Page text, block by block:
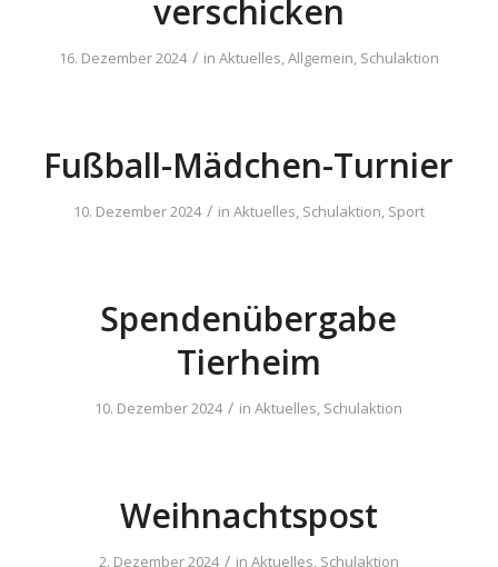
verschicken
16. Dezember 2024 / in Aktuelles,Allgemein, Schulaktion
Fußball-Mädchen-Turnier
10. Dezember 2024 / in Aktuelles, Schulaktion, Sport
Spendenübergabe
Tierheim
10. Dezember 2024 / inAktuelles, Schulaktion
Weihnachtspost
2. Dezember 2024 / in Aktuelles, Schulaktion